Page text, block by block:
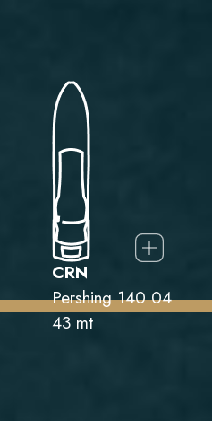
CRN
Pershing 140 04
43 mt